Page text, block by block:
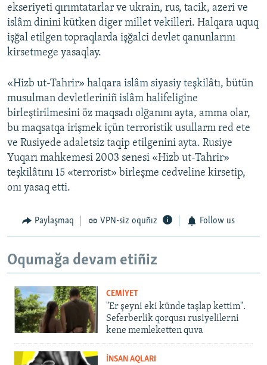
ekseriyeti qırımtatarlar ve ukrain, rus, tacik, azeri ve
islâm dinini kütken diger millet vekilleri. Halqara uquq
işğal etilgen topraqlarda işğalci devlet qanunlarını
kirsetmege yasaqlay.
«Hizb ut-Tahrir» halqara islâm siyasiy teşkilâtı, bütün
musulman devletleriniñ islâm halifeligine
birleştirilmesini öz maqsadı olğanını ayta, amma olar,
bu maqsatqa irişmek içün terroristik usullarnı red ete
ve Rusiyede adaletsiz taqip etilgenini ayta. Rusiye
Yuqarı mahkemesi 2003 senesi «Hizb ut-Tahrir»
teşkilâtını 15 «terrorist» birleşme cedveline kirsetip,
onı yasaq etti.
Paylaşmaq VPN-siz oquñız Follow us
Oqumağa devam etiñiz
CEMİYET
"Er şeyni eki künde taşlap kettim".
Seferberlik qorqusı rusiyelilerni
kene memleketten quva
İNSAN AQLARI